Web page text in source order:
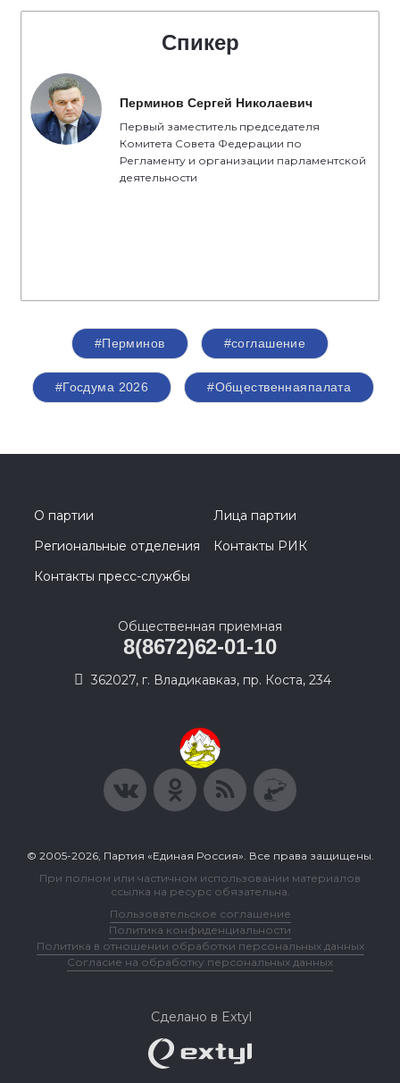
Спикер
Перминов Сергей Николаевич
Первый заместитель председателя
Комитета Совета Федерации по
Регламенту и организации парламентской
деятельности
#Перминов #соглашение
#Госдума 2026 #Общественнаяпалата
О партии
Лица партии
Региональные отделения
Контакты РИК
Контакты пресс-службы
Общественная приемная
8(8672)62-01-10
362027, г. Владикавказ, пр. Коста, 234
© 2005-2026, Партия «Единая Россия». Все права защищены.
При полном или частичном использовании материалов
ссылка на ресурс обязательна.
Пользовательское соглашение
Политика конфиденциальности
Политика в отношении обработки персональных данных
Согласие на обработку персональных данных
Сделано в Extyl